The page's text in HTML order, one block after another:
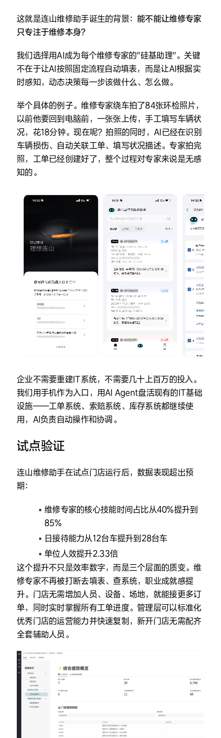
这就是连山维修助手诞生的背景：能不能让维修专家
只专注于维修本身？
我们选择用AI成为每个维修专家的"硅基助理"。关键
不在于让AI按照固定流程自动填表，而是让AI根据实
时感知，动态决策每一步该做什么、怎么做。
举个具体的例子。维修专家绕车拍了84张环检照片，
以前他要回到电脑前，一张张上传，手工填写车辆状
况，花18分钟。现在呢？拍照的同时，AI已经在识别
车辆损伤、自动关联工单、填写状况描述。专家拍完
照，工单已经创建好了，整个过程对专家来说是无感
知的。
企业不需要重建IT系统，不需要几十上百万的投入。
我们用手机作为入口，用AI Agent盘活现有的IT基础
设施——工单系统、索赔系统、库存系统都继续使
用，AI负责自动操作和协调。
试点验证
连山维修助手在试点门店运行后，数据表现超出预
期：
维修专家的核心技能时间占比从40%提升到
85%
日接待能力从12台车提升到28台车
单位人效提升2.33倍
这个提升不只是效率数字，而是三个层面的质变。维
修专家不再被打断去填表、查系统，职业成就感提
升。门店无需增加人员、设备、场地，就能接更多订
单，同时实时掌握所有工单进度。管理层可以标准化
优秀门店的运营能力并快速复制，新开门店无需配齐
全套辅助人员。